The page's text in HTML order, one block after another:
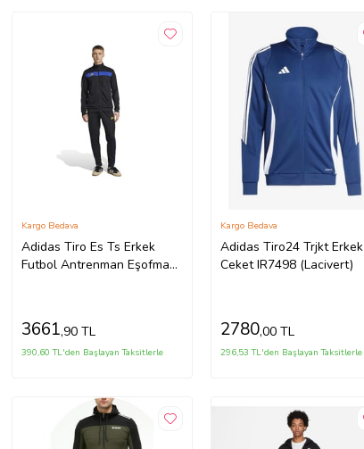
Adidas Tiro Es Ts Erkek
Futbol Antrenman Eşofman
Kargo Bedava
3661,90 TL
390,60 TL'den Başlayan Taksitlerle
Adidas Tiro24 Trjkt Erkek
Ceket IR7498 (Lacivert)
Kargo Bedava
2780,00 TL
296,53 TL'den Başlayan Taksitlerle